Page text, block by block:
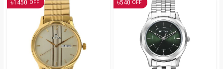
৳1450 OFF ৳540 OFF